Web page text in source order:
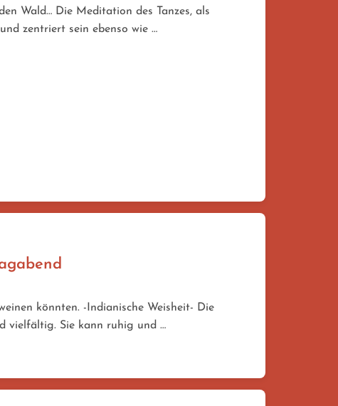
Wald… Die Meditation des Tanzes, als
zentriert sein ebenso wie …
könnten. -Indianische Weisheit- Die
vielfältig. Sie kann ruhig und …